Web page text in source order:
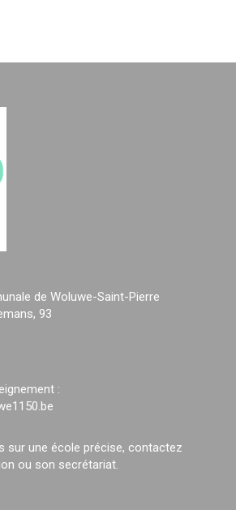
de Woluwe-Saint-Pierre
93
:
sur une école précise, contactez
ou son secrétariat.